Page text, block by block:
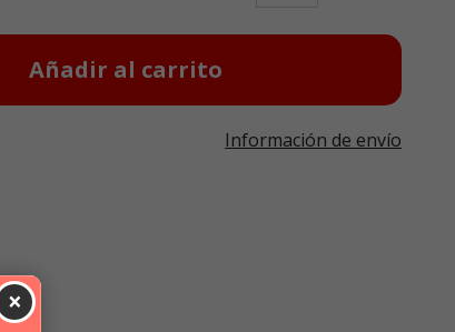
Añadir al carrito
Información de envío
×